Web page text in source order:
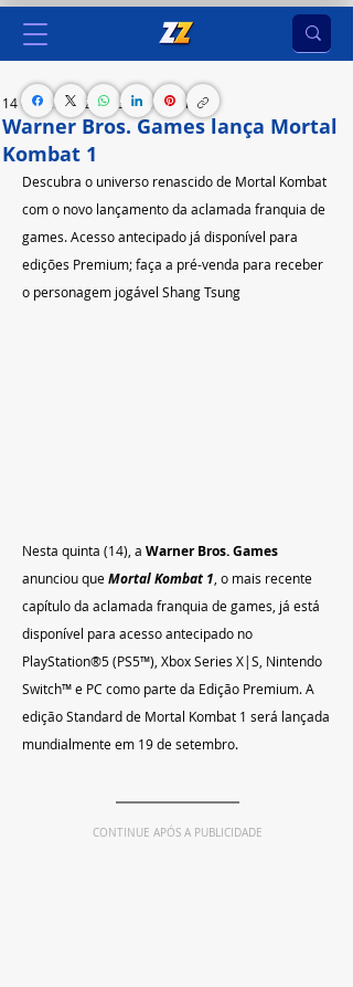
Warner Bros. Games lança Mortal
Kombat 1
14 de set. de 2023 3 min de leitura
Descubra o universo renascido de Mortal Kombat
com o novo lançamento da aclamada franquia de
games. Acesso antecipado já disponível para
edições Premium; faça a pré-venda para receber
o personagem jogável Shang Tsung
Nesta quinta (14), a Warner Bros. Games
anunciou que Mortal Kombat 1 , o mais recente
capítulo da aclamada franquia de games, já está
disponível para acesso antecipado no
PlayStation®5 (PS5™), Xbox Series X|S, Nintendo
Switch™ e PC como parte da Edição Premium. A
edição Standard de Mortal Kombat 1 será lançada
mundialmente em 19 de setembro.
CONTINUE APÓS A PUBLICIDADE